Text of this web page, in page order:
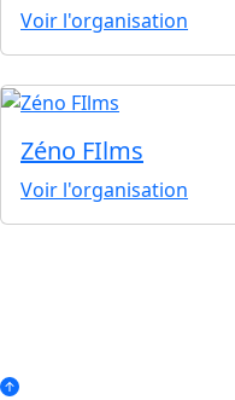
Voir l'organisation
Zéno FIlms
Voir l'organisation